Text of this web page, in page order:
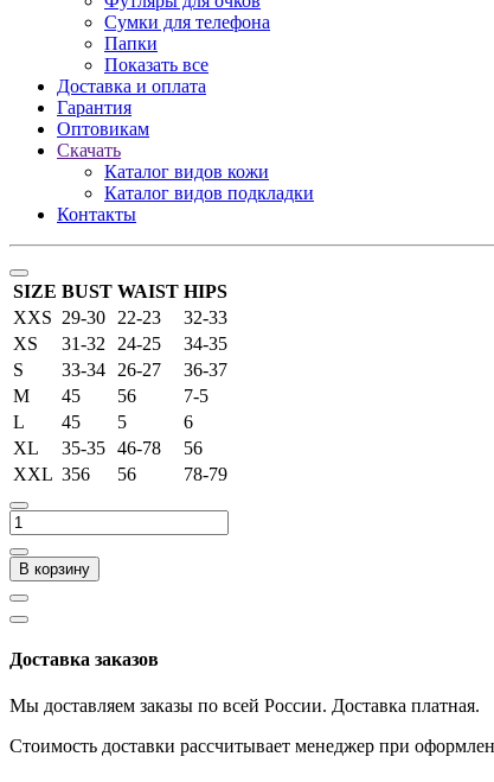
Сумки для телефона
Папки
Показать все
Доставка и оплата
Гарантия
Оптовикам
Скачать
Каталог видов кожи
Каталог видов подкладки
Контакты
SIZE BUST WAIST HIPS
XXS 29-30 22-23
32-33
XS
31-32 24-25
34-35
S
33-34 26-27
36-37
M
45 56
7-5
L
45 5
6
XL
35-35 46-78
56
XXL 356 56 78-79
В корзину
Доставка заказов
Мы доставляем заказы по всей России. Доставка платная.
Стоимость доставки рассчитывает менеджер при